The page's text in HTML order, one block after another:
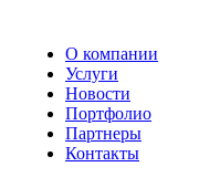
О компании
Услуги
Новости
Портфолио
Партнеры
Контакты